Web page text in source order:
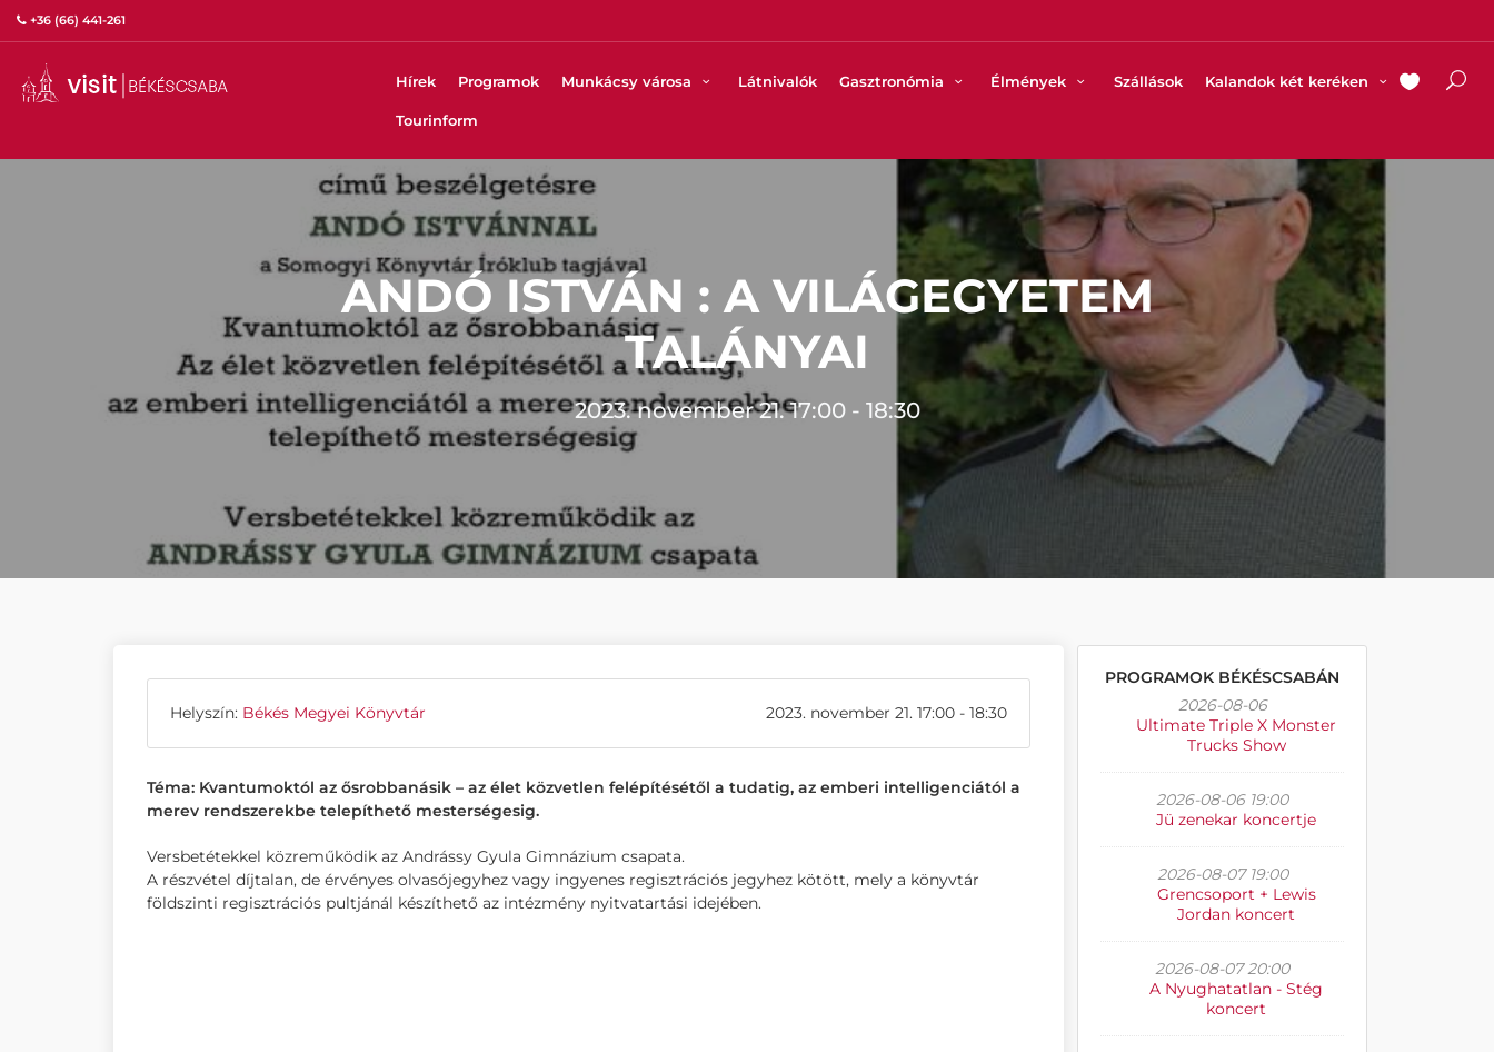
+36 (66) 441-261
Hírek Programok Munkácsy városa Látnivalók Gasztronómia Élmények Szállások Kalandok két keréken
Tourinform
ANDÓ ISTVÁN : A VILÁGEGYETEM
TALÁNYAI
2023. november 21. 17:00 - 18:30
Helyszín: Békés Megyei Könyvtár 2023. november 21. 17:00 - 18:30
Téma: Kvantumoktól az ősrobbanásik – az élet közvetlen felépítésétől a tudatig, az emberi intelligenciától a
merev rendszerekbe telepíthető mesterségesig.
Versbetétekkel közreműködik az Andrássy Gyula Gimnázium csapata.
A részvétel díjtalan, de érvényes olvasójegyhez vagy ingyenes regisztrációs jegyhez kötött, mely a könyvtár
földszinti regisztrációs pultjánál készíthető az intézmény nyitvatartási idejében.
PROGRAMOK BÉKÉSCSABÁN
2026-08-06
Ultimate Triple X Monster
Trucks Show
2026-08-06 19:00
Jü zenekar koncertje
2026-08-07 19:00
Grencsoport + Lewis
Jordan koncert
2026-08-07 20:00
A Nyughatatlan - Stég
koncert